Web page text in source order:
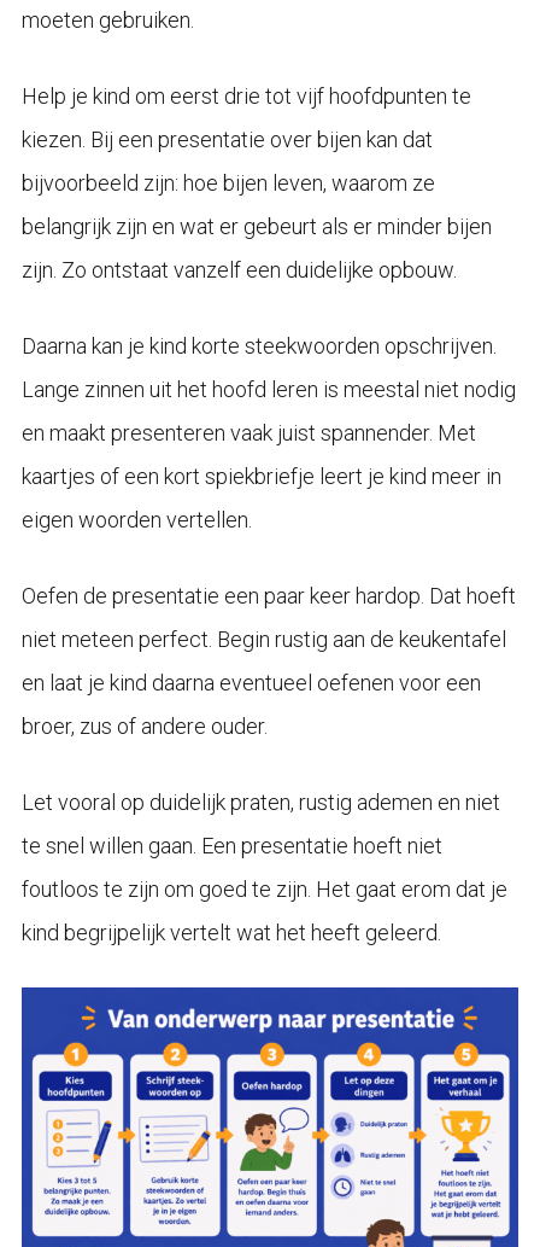
moeten gebruiken.
Help je kind om eerst drie tot vijf hoofdpunten te
kiezen. Bij een presentatie over bijen kan dat
bijvoorbeeld zijn: hoe bijen leven, waarom ze
belangrijk zijn en wat er gebeurt als er minder bijen
zijn. Zo ontstaat vanzelf een duidelijke opbouw.
Daarna kan je kind korte steekwoorden opschrijven.
Lange zinnen uit het hoofd leren is meestal niet nodig
en maakt presenteren vaak juist spannender. Met
kaartjes of een kort spiekbriefje leert je kind meer in
eigen woorden vertellen.
Oefen de presentatie een paar keer hardop. Dat hoeft
niet meteen perfect. Begin rustig aan de keukentafel
en laat je kind daarna eventueel oefenen voor een
broer, zus of andere ouder.
Let vooral op duidelijk praten, rustig ademen en niet
te snel willen gaan. Een presentatie hoeft niet
foutloos te zijn om goed te zijn. Het gaat erom dat je
kind begrijpelijk vertelt wat het heeft geleerd.